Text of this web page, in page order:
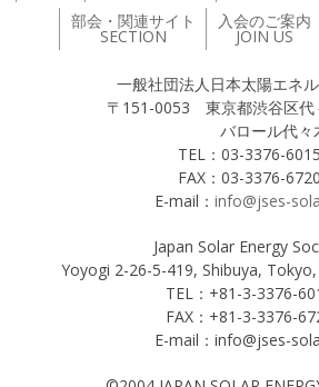
部会・関連サイト
SECTION
入会のご案内
JOIN US
一般社団法人日本太陽エネ
〒151-0053 東京都渋谷区代
バロール代々木
TEL：03-3376-6015
FAX：03-3376-6720
E-mail： info@jses-
Japan Solar Energy
Yoyogi 2-26-5-419, Shibuya,
TEL：+81-3-3376-
FAX：+81-3-3376-
E-mail：info@jses-